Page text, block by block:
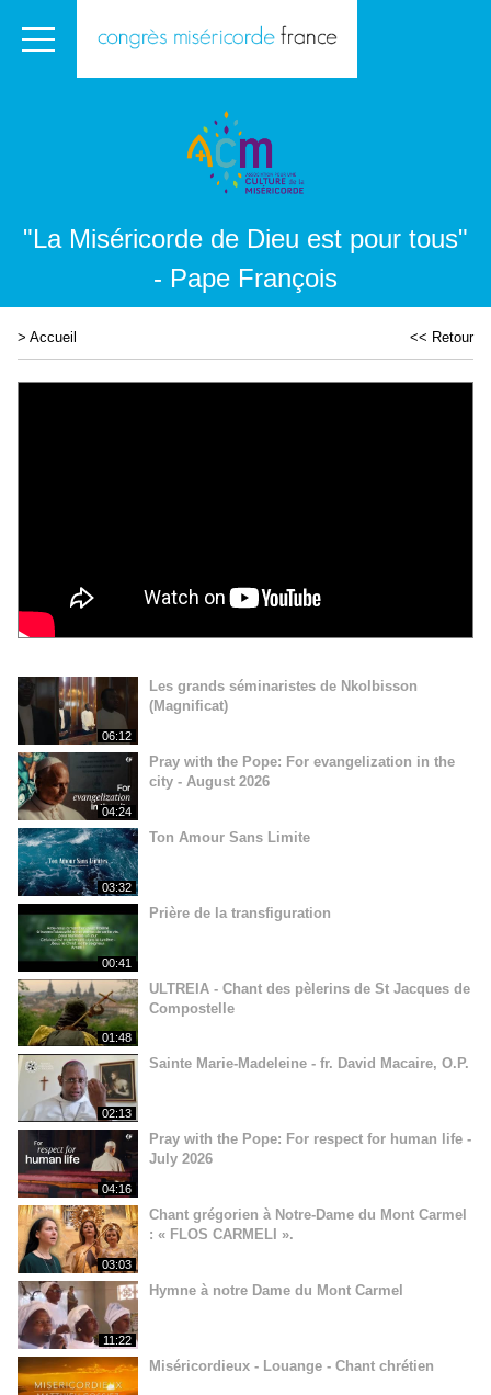
"La Miséricorde de Dieu est pour tous"
- Pape François
> Accueil << Retour
06:12
Les grands séminaristes de Nkolbisson
(Magnificat)
04:24
Pray with the Pope: For evangelization in the
city - August 2026
03:32
Ton Amour Sans Limite
00:41
Prière de la transfiguration
01:48
ULTREIA - Chant des pèlerins de St Jacques de
Compostelle
02:13
Sainte Marie-Madeleine - fr. David Macaire, O.P.
04:16
Pray with the Pope: For respect for human life -
July 2026
03:03
Chant grégorien à Notre-Dame du Mont Carmel
: « FLOS CARMELI ».
11:22
Hymne à notre Dame du Mont Carmel
Miséricordieux - Louange - Chant chrétien